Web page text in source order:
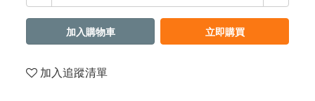
加入購物車 立即購買
加入追蹤清單